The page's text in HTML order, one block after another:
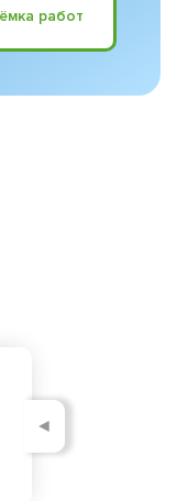
работ
◄